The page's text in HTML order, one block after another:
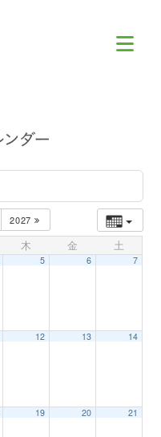
2027
木 金 土
5 6 7
12 13 14
19 20 21